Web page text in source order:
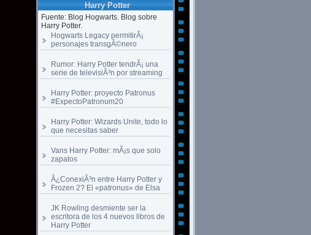
Harry Potter
Fuente: Blog Hogwarts. Blog sobre
Harry Potter.
Hogwarts Legacy permitirÃ¡
personajes transgÃ©nero
Rumor: Harry Potter tendrÃ¡ una
serie de televisiÃ³n por streaming
Harry Potter: proyecto Patronus
#ExpectoPatronum20
Harry Potter: Wizards Unite, todo lo
que necesitas saber
Vans Harry Potter: mÃ¡s que solo
zapatos
Â¿ConexiÃ³n entre Harry Potter y
Frozen 2? El «patronus» de Elsa
JK Rowling desmiente ser la
escritora de los 4 nuevos libros de
Harry Potter